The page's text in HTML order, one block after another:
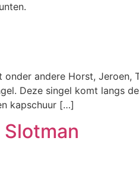
andere Horst, Jeroen,
Deze singel komt langs
kapschuur […]